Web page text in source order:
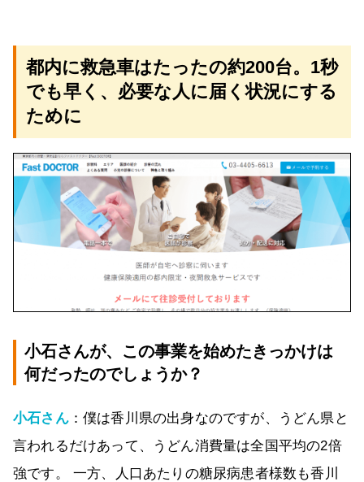
都内に救急車はたったの約200台。1秒
でも早く、必要な人に届く状況にする
ために
小石さんが、この事業を始めたきっかけは
何だったのでしょうか？
小石さん：僕は香川県の出身なのですが、うどん県と
言われるだけあって、うどん消費量は全国平均の2倍
強です。 一方、人口あたりの糖尿病患者様数も香川